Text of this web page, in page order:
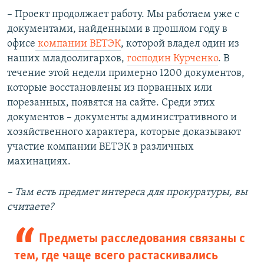
– Проект продолжает работу. Мы работаем уже с
документами, найденными в прошлом году в
офисе компании ВЕТЭК, которой владел один из
наших младоолигархов, господин Курченко. В
течение этой недели примерно 1200 документов,
которые восстановлены из порванных или
порезанных, появятся на сайте. Среди этих
документов – документы административного и
хозяйственного характера, которые доказывают
участие компании ВЕТЭК в различных
махинациях.
– Там есть предмет интереса для прокуратуры, вы
считаете?
Предметы расследования связаны с
тем, где чаще всего растаскивались